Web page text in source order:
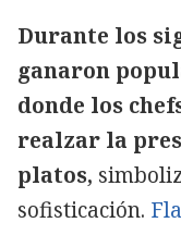
Durante los
ganaron
donde los
realzar la
platos,
sofisticación.